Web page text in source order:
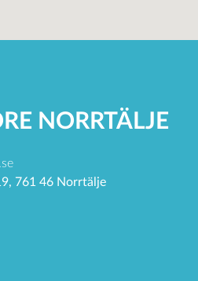
NORRTÄLJE
761 46 Norrtälje